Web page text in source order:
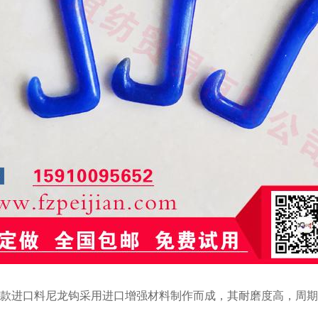
进口料尼龙钩采用进口增强材料制作而成，其耐磨度高，周